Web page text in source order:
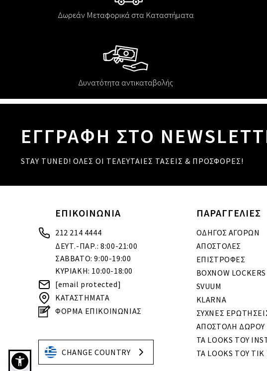
Δωρεάν Μεταφορικά στα Καταστήματα
Δυνατότητα αντικαταβολής
ΕΓΓΡΑΦΗ ΣΤΟ
STAY TUNED! ΟΛΕΣ ΟΙ ΤΕΛΕΥΤΑΙΕΣ ΤΑΣΕΙΣ & ΠΡΟΣΦΟΡΕΣ!
ΕΠΙΚΟΙΝΩΝΙΑ
212 214 4444
ΔΕΥΤ.-ΠΑΡ.: 8:00-21:00
ΣΑΒΒΑΤΟ: 9:00-19:00
ΚΥΡΙΑΚΗ: 10:00-18:00
[email protected]
ΚΑΤΑΣΤΗΜΑΤΑ
ΦΟΡΜΑ ΕΠΙΚΟΙΝΩΝΙΑΣ
ΠΑΡΑΓΓΕΛΙΕΣ
ΟΔΗΓΟΣ ΑΓΟΡΩΝ
ΑΠΟΣΤΟΛΕΣ
ΕΠΙΣΤΡΟΦΕΣ
BOXNOW LOCKERS
SVUUM
KLARNA
ΣΥΧΝΕΣ
ΑΠΟΣΤΟΛΗ ΔΩΡΟΥ
ΤΑ LOOKS ΤΟΥ
ΤΑ LOOKS ΤΟΥ TIK
CHANGE COUNTRY